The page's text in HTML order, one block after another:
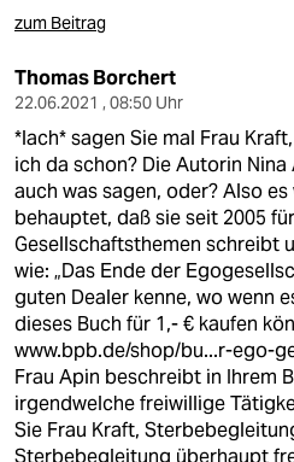
zum Beitrag
Thomas Borchert
22.06.2021 , 08:50 Uhr
*lach* sagen Sie mal Frau
ich da schon? Die Autorin
auch was sagen, oder? Also
behauptet, daß sie seit 2005
Gesellschaftsthemen schreibt
wie: „Das Ende der
guten Dealer kenne, wo wenn
dieses Buch für 1,- € kaufen
www.bpb.de/shop/bu...r-ego-
Frau Apin beschreibt in Ihrem
irgendwelche freiwillige
Sie Frau Kraft,
Sterbebegleitung überhaupt